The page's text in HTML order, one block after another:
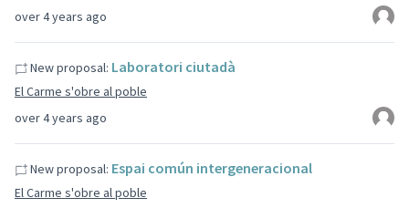
over 4 years ago
over 4 years ago
New proposal: Laboratori ciutadà
El Carme s'obre al poble
New proposal: Espai común intergeneracional
El Carme s'obre al poble